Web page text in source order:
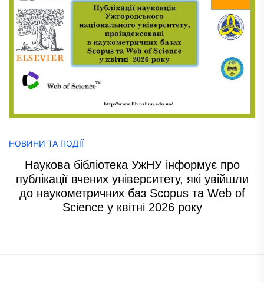
НОВИНИ ТА ПОДІЇ
Наукова бібліотека УжНУ інформує про
публікації вчених університету, які увійшли
до наукометричних баз Scopus та Web of
Science у квітні 2026 року